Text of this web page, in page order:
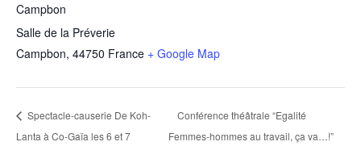
Campbon
Salle de la Préverie
Campbon, 44750 France + Google Map
Spectacle-causerie De Koh-
Lanta à Co-Gaïa les 6 et 7
Conférence théâtrale “Egalité
Femmes-hommes au travail, ça va…!”